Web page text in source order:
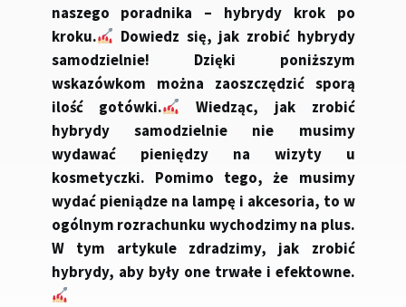
naszego poradnika – hybrydy krok po
kroku.
Dowiedz się, jak zrobić hybrydy
samodzielnie! Dzięki poniższym
wskazówkom można zaoszczędzić sporą
ilość gotówki.
Wiedząc, jak zrobić
hybrydy samodzielnie nie musimy
wydawać pieniędzy na wizyty u
kosmetyczki. Pomimo tego, że musimy
wydać pieniądze na lampę i akcesoria, to w
ogólnym rozrachunku wychodzimy na plus.
W tym artykule zdradzimy, jak zrobić
hybrydy, aby były one trwałe i efektowne.